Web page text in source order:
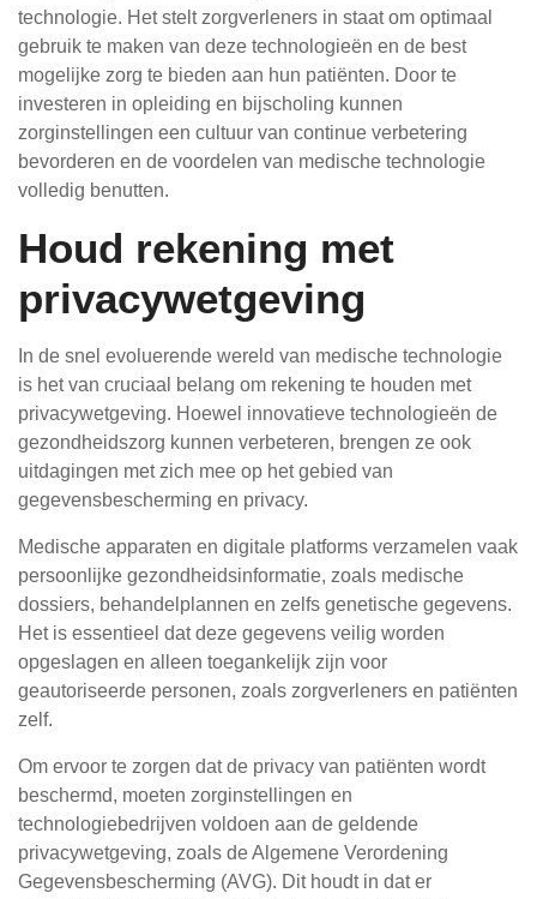
technologie. Het stelt zorgverleners in staat om optimaal
gebruik te maken van deze technologieën en de best
mogelijke zorg te bieden aan hun patiënten. Door te
investeren in opleiding en bijscholing kunnen
zorginstellingen een cultuur van continue verbetering
bevorderen en de voordelen van medische technologie
volledig benutten.
Houd rekening met
privacywetgeving
In de snel evoluerende wereld van medische technologie
is het van cruciaal belang om rekening te houden met
privacywetgeving. Hoewel innovatieve technologieën de
gezondheidszorg kunnen verbeteren, brengen ze ook
uitdagingen met zich mee op het gebied van
gegevensbescherming en privacy.
Medische apparaten en digitale platforms verzamelen vaak
persoonlijke gezondheidsinformatie, zoals medische
dossiers, behandelplannen en zelfs genetische gegevens.
Het is essentieel dat deze gegevens veilig worden
opgeslagen en alleen toegankelijk zijn voor
geautoriseerde personen, zoals zorgverleners en patiënten
zelf.
Om ervoor te zorgen dat de privacy van patiënten wordt
beschermd, moeten zorginstellingen en
technologiebedrijven voldoen aan de geldende
privacywetgeving, zoals de Algemene Verordening
Gegevensbescherming (AVG). Dit houdt in dat er